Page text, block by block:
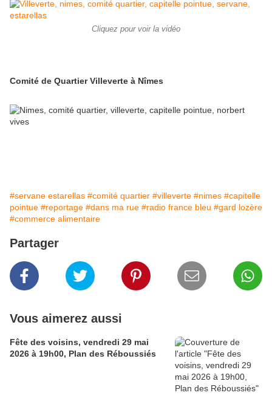
Cliquez pour voir la vidéo
Comité de Quartier Villeverte à Nîmes
#servane estarellas #comité quartier #villeverte #nimes #capitelle
pointue #reportage #dans ma rue #radio france bleu #gard lozère
#commerce alimentaire
Partager
Vous aimerez aussi
Fête des voisins, vendredi 29 mai
2026 à 19h00, Plan des Réboussiés